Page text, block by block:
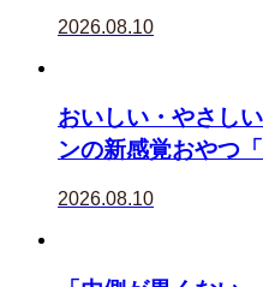
2026.08.10
おいしい・やさし
ンの新感覚おやつ
2026.08.10